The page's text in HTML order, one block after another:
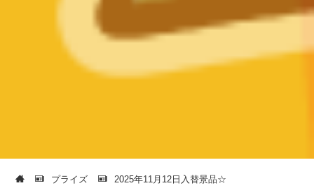
プライズ 2025年11月12日入替景品☆